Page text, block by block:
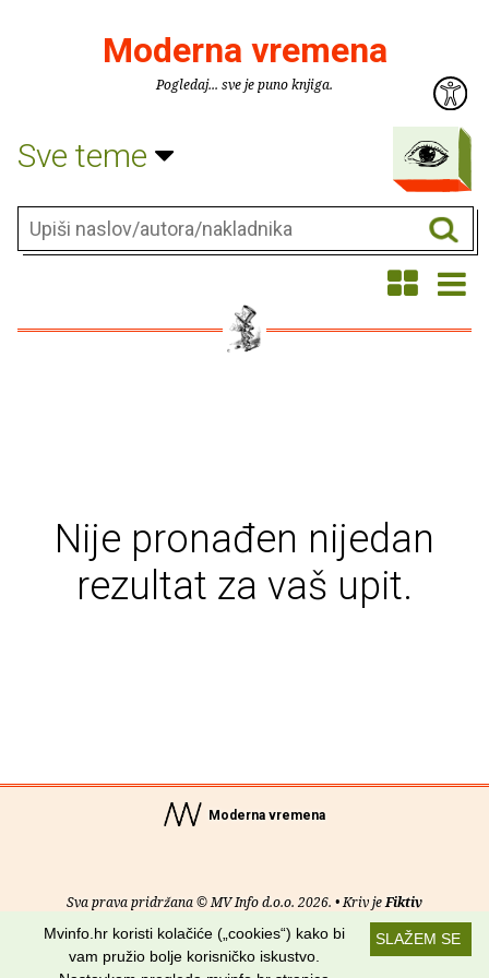
Moderna vremena
Pogledaj... sve je puno knjiga.
Sve teme
Nije pronađen nijedan
rezultat za vaš upit.
Moderna vremena
Sva prava pridržana © MV Info d.o.o. 2026. • Kriv jeFiktiv
Uvjeti korištenja RSS kanaliSLAŽEM SE
Mvinfo.hr koristi kolačiće („cookies“) kako bi
vam pružio bolje korisničko iskustvo.